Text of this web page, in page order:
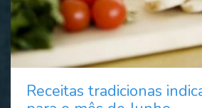
Receitas tradicionas